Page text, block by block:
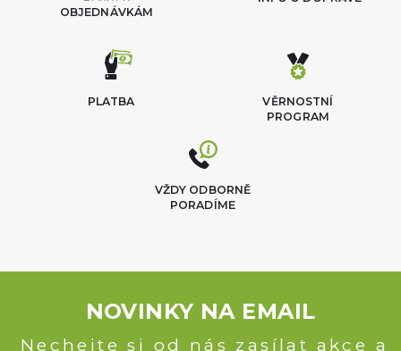
OBJEDNÁVKÁM
VĚRNOSTNÍ
PROGRAM
PLATBA
VŽDY ODBORNĚ
PORADÍME
NOVINKY NA EMAIL
Nechejte si od nás zasílat akce a